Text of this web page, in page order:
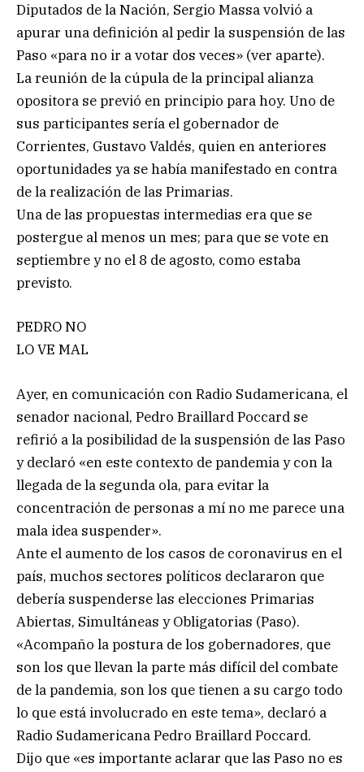
Diputados de la Nación, Sergio Massa volvió a
apurar una definición al pedir la suspensión de las
Paso «para no ir a votar dos veces» (ver aparte).
La reunión de la cúpula de la principal alianza
opositora se previó en principio para hoy. Uno de
sus participantes sería el gobernador de
Corrientes, Gustavo Valdés, quien en anteriores
oportunidades ya se había manifestado en contra
de la realización de las Primarias.
Una de las propuestas intermedias era que se
postergue al menos un mes; para que se vote en
septiembre y no el 8 de agosto, como estaba
previsto.
PEDRO NO
LO VE MAL
Ayer, en comunicación con Radio Sudamericana, el
senador nacional, Pedro Braillard Poccard se
refirió a la posibilidad de la suspensión de las Paso
y declaró «en este contexto de pandemia y con la
llegada de la segunda ola, para evitar la
concentración de personas a mí no me parece una
mala idea suspender».
Ante el aumento de los casos de coronavirus en el
país, muchos sectores políticos declararon que
debería suspenderse las elecciones Primarias
Abiertas, Simultáneas y Obligatorias (Paso).
«Acompaño la postura de los gobernadores, que
son los que llevan la parte más difícil del combate
de la pandemia, son los que tienen a su cargo todo
lo que está involucrado en este tema», declaró a
Radio Sudamericana Pedro Braillard Poccard.
Dijo que «es importante aclarar que las Paso no es